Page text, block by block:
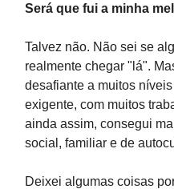
Será que fui a minha
Talvez não. Não sei se
realmente chegar "lá".
desafiante a muitos
exigente, com muitos
ainda assim, consegui
social, familiar e de
Deixei algumas coisas